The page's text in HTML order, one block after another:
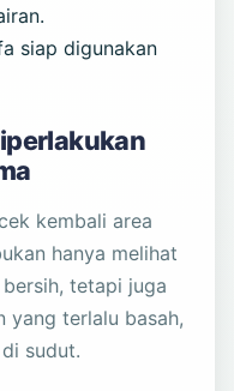
siap digunakan
kembali area
hanya melihat
tetapi juga
yang terlalu basah,
sudut.